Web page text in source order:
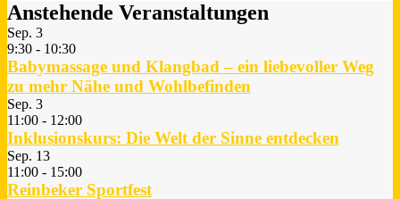
Anstehende Veranstaltungen
Sep. 3
9:30 - 10:30
Babymassage und Klangbad – ein liebevoller Weg
zu mehr Nähe und Wohlbefinden
Sep. 3
11:00 - 12:00
Inklusionskurs: Die Welt der Sinne entdecken
Sep. 13
11:00 - 15:00
Reinbeker Sportfest